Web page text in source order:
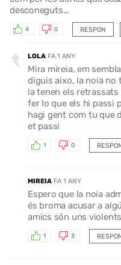
desconeguts…
RESPON
4 0
LOLA FA 1 ANY
Mira mireia, em
diguis aixo, la noia no
la tenen els
fer lo que els hi passi
hagi gent com tu que
et passi
1 0
MIREIA FA 1 ANY
Espero que la noia
és broma acusar a
amics són uns violents
1 3